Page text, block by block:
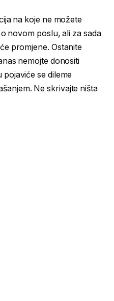
na koje ne možete
novom poslu, ali za sada
promjene. Ostanite
nemojte donositi
se dileme
Ne skrivajte ništa